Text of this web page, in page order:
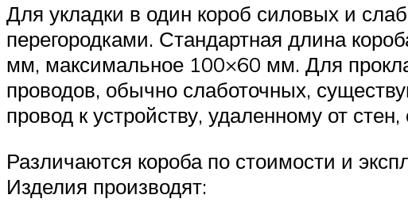
Для укладки в один короб силовых и
перегородками. Стандартная длина
мм, максимальное 100×60 мм. Для
проводов, обычно слаботочных,
провод к устройству, удаленному от
Различаются короба по стоимости и
Изделия производят: